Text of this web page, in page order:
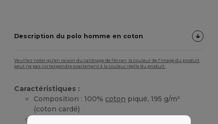
Description du polo homme en coton
Veuillez noter qu'en raison du calibrage de l'écran, la couleur de l'image du produit
peut ne pas correspondre exactement à la couleur réelle du produit.
Caractéristiques :
Composition : 100% coton piqué, 195 g/m²
(coton cardé)